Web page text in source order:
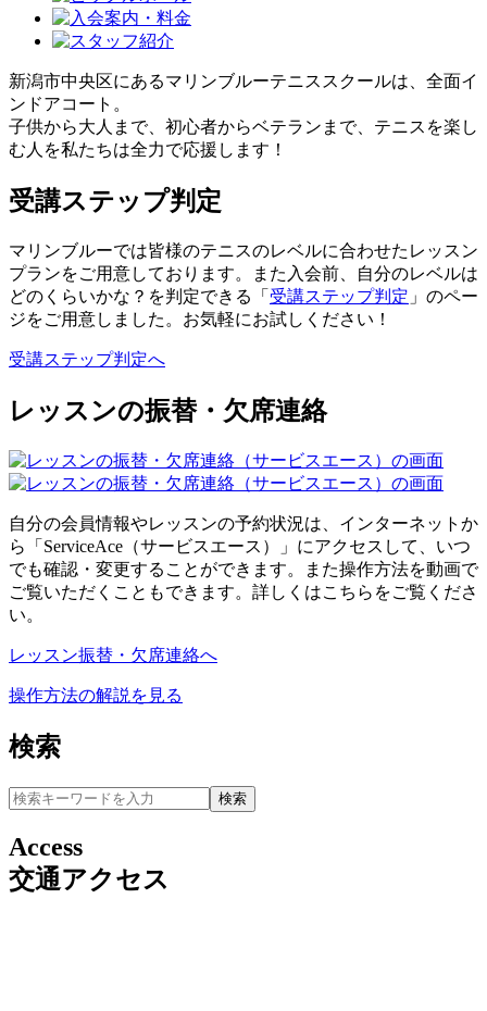
新潟市中央区にあるマリンブルーテニススクールは、全面イ
ンドアコート。
子供から大人まで、初心者からベテランまで、テニスを楽し
む人を私たちは全力で応援します！
受講ステップ判定
マリンブルーでは皆様のテニスのレベルに合わせたレッスン
プランをご用意しております。また入会前、自分のレベルは
どのくらいかな？を判定できる「 受講ステップ判定 」のペー
ジをご用意しました。お気軽にお試しください！
受講ステップ判定へ
レッスンの振替・欠席連絡
自分の会員情報やレッスンの予約状況は、インターネットか
ら「ServiceAce（サービスエース）」にアクセスして、いつ
でも確認・変更することができます。また操作方法を動画で
ご覧いただくこともできます。詳しくはこちらをご覧くださ
い。
レッスン振替・欠席連絡へ
操作方法の解説を見る
検索
Access
交通アクセス